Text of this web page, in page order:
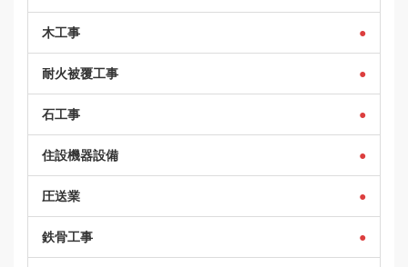
木工事 ●
耐火被覆工事 ●
石工事 ●
住設機器設備 ●
圧送業 ●
鉄骨工事 ●